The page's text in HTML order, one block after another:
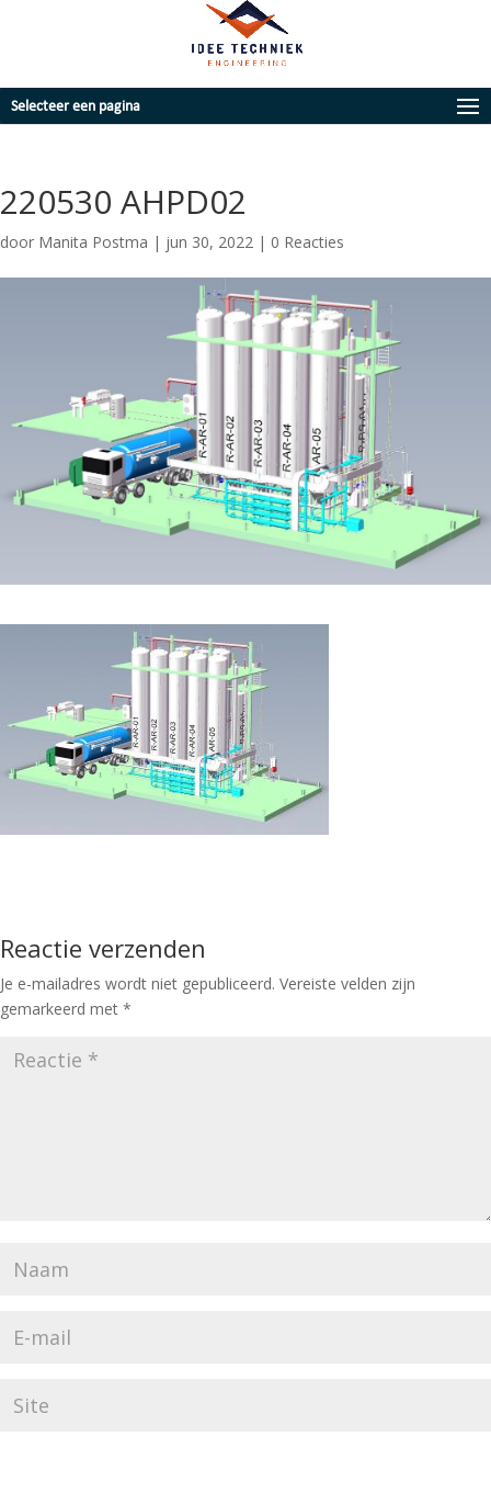
Selecteer een pagina
220530 AHPD02
door Manita Postma | jun 30, 2022 | 0 Reacties
Reactie verzenden
Je e-mailadres wordt niet gepubliceerd. Vereiste velden zijn
gemarkeerd met *